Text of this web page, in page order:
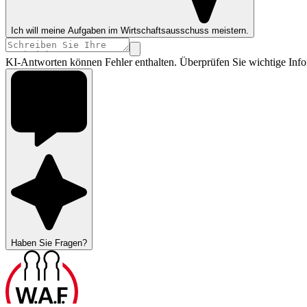
Ich will meine Aufgaben im Wirtschaftsausschuss meistern.
KI-Antworten können Fehler enthalten. Überprüfen Sie wichtige
Haben Sie Fragen?